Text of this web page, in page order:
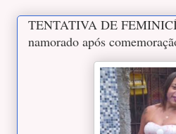
TENTATIVA DE
namorado após